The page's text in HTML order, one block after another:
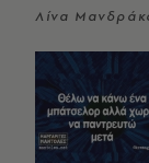
Λίνα